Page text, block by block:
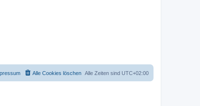
Alle Zeiten sind UTC+02:00
Alle Cookies löschen